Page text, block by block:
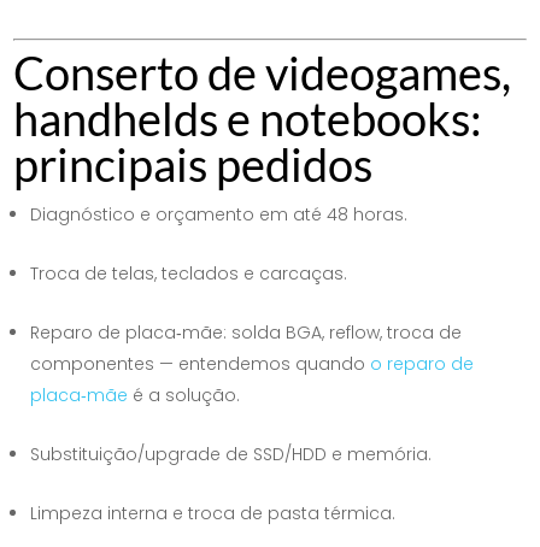
Conserto de videogames,
handhelds e notebooks:
principais pedidos
Diagnóstico e orçamento em até 48 horas.
Troca de telas, teclados e carcaças.
Reparo de placa‑mãe: solda BGA, reflow, troca de
componentes — entendemos quando o reparo de
placa‑mãe é a solução.
Substituição/upgrade de SSD/HDD e memória.
Limpeza interna e troca de pasta térmica.